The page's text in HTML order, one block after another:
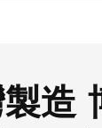
造